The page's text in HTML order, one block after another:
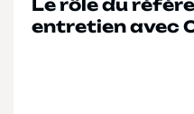
Le rôle du
entretien avec